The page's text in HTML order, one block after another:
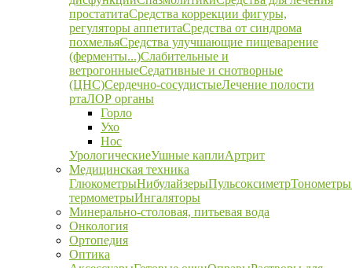
простатитаСредства коррекции фигуры,
регуляторы аппетитаСредства от синдрома
похмельяСредства улучшающие пищеварение
(ферменты...)Слабительные и
ветрогонныеСедативные и снотворные
(ЦНС)Сердечно-сосудистыеЛечение полости
ртаЛОР органы
Горло
Ухо
Нос
УрологическиеУшные каплиАртрит
Медицинская техника
ГлюкометрыНибулайзерыПульсоксиметрТонометры
термометрыИнгаляторы
Минерально-столовая, питьевая вода
Онкология
Ортопедия
Оптика